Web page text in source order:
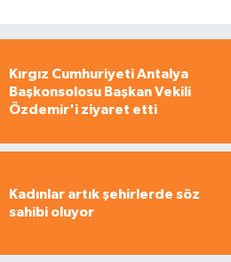
Kırgız Cumhuriyeti Antalya
Başkonsolosu Başkan Vekili
Özdemir'i ziyaret etti
Kadınlar artık şehirlerde söz
sahibi oluyor